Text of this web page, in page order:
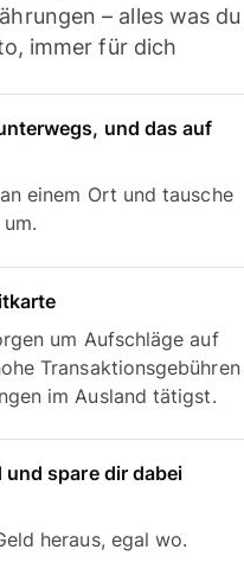
– alles was du
immer für dich
und das auf
einem Ort und tausche
um Aufschläge auf
Transaktionsgebühren
im Ausland tätigst.
und spare dir dabei
heraus, egal wo.